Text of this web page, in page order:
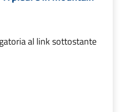
al link sottostante